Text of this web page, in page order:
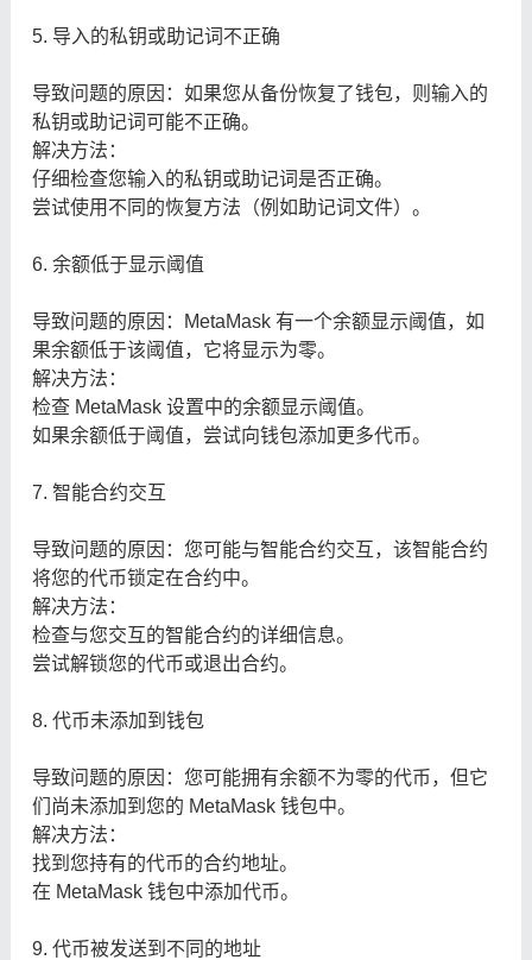
5. 导入的私钥或助记词不正确
导致问题的原因：如果您从备份恢复了钱包，则输入的
私钥或助记词可能不正确。
解决方法：
仔细检查您输入的私钥或助记词是否正确。
尝试使用不同的恢复方法（例如助记词文件）。
6. 余额低于显示阈值
导致问题的原因：MetaMask 有一个余额显示阈值，如
果余额低于该阈值，它将显示为零。
解决方法：
检查 MetaMask 设置中的余额显示阈值。
如果余额低于阈值，尝试向钱包添加更多代币。
7. 智能合约交互
导致问题的原因：您可能与智能合约交互，该智能合约
将您的代币锁定在合约中。
解决方法：
检查与您交互的智能合约的详细信息。
尝试解锁您的代币或退出合约。
8. 代币未添加到钱包
导致问题的原因：您可能拥有余额不为零的代币，但它
们尚未添加到您的 MetaMask 钱包中。
解决方法：
找到您持有的代币的合约地址。
在 MetaMask 钱包中添加代币。
9. 代币被发送到不同的地址